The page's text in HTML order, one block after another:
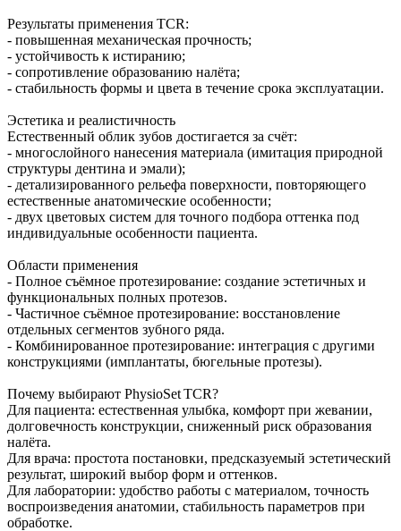
Результаты применения TCR:
- повышенная механическая прочность;
- устойчивость к истиранию;
- сопротивление образованию налёта;
- стабильность формы и цвета в течение срока эксплуатации.
Эстетика и реалистичность
Естественный облик зубов достигается за счёт:
- многослойного нанесения материала (имитация природной
структуры дентина и эмали);
- детализированного рельефа поверхности, повторяющего
естественные анатомические особенности;
- двух цветовых систем для точного подбора оттенка под
индивидуальные особенности пациента.
Области применения
- Полное съёмное протезирование: создание эстетичных и
функциональных полных протезов.
- Частичное съёмное протезирование: восстановление
отдельных сегментов зубного ряда.
- Комбинированное протезирование: интеграция с другими
конструкциями (имплантаты, бюгельные протезы).
Почему выбирают PhysioSet TCR?
Для пациента: естественная улыбка, комфорт при жевании,
долговечность конструкции, сниженный риск образования
налёта.
Для врача: простота постановки, предсказуемый эстетический
результат, широкий выбор форм и оттенков.
Для лаборатории: удобство работы с материалом, точность
воспроизведения анатомии, стабильность параметров при
обработке.